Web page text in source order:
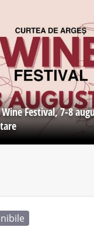
Festival, 7-8